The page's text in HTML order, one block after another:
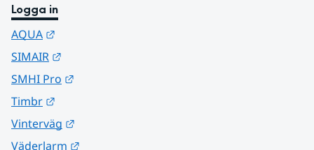
Logga in
AQUA
SIMAIR
SMHI Pro
Timbr
Vinterväg
Väderlarm